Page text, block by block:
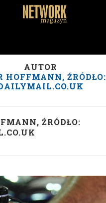
AUTOR
HOFFMANN, ŹRÓDŁO:
ŹRÓDŁO: